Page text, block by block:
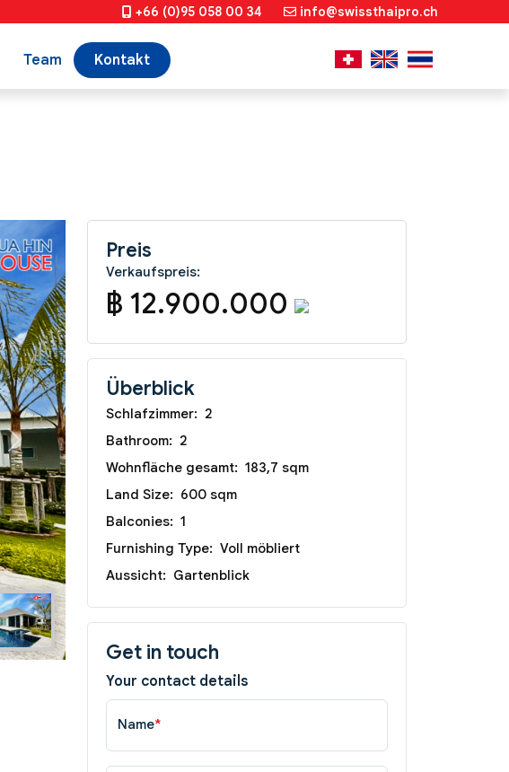
+66 (0)95 058 00 34 info@swissthaipro.ch
Team Kontakt
Next
Preis
Verkaufspreis:
฿ 12.900.000
Überblick
Schlafzimmer: 2
Bathroom: 2
Wohnfläche gesamt: 183,7 sqm
Land Size: 600 sqm
Balconies: 1
Furnishing Type: Voll möbliert
Aussicht: Gartenblick
Get in touch
Your contact details
Name*